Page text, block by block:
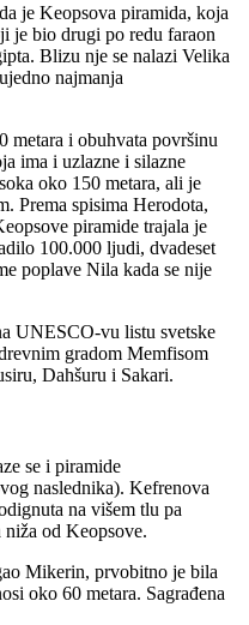
je Keopsova piramida, koja
je bio drugi po redu faraon
Blizu nje se nalazi Velika
najmanja
metara i obuhvata površinu
ima i uzlazne i silazne
oko 150 metara, ali je
Prema spisima Herodota,
piramide trajala je
100.000 ljudi, dvadeset
poplave Nila kada se nije
UNESCO-vu listu svetske
gradom Memfisom
Dahšuru i Sakari.
se i piramide
naslednika). Kefrenova
na višem tlu pa
niža od Keopsove.
Mikerin, prvobitno je bila
oko 60 metara. Sagrađena